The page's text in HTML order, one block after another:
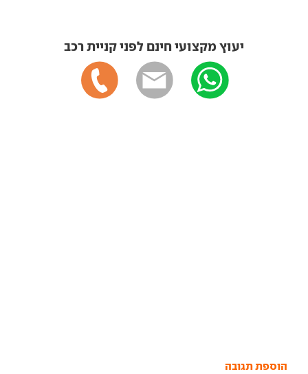
יעוץ מקצועי חינם לפני קניית רכב
הוספת תגובה